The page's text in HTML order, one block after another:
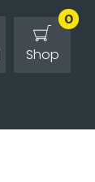
Shop
0
Shop
0